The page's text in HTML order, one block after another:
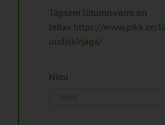
Täpsem liitumisvorm on
leitav https://www.pikk.ee/
uudiskirjaga/
Nimi